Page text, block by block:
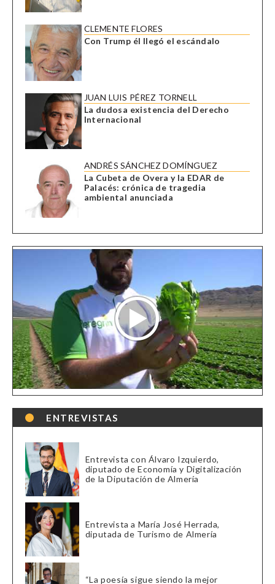
CLEMENTE FLORES
Con Trump él llegó el escándalo
JUAN LUIS PÉREZ TORNELL
La dudosa existencia del Derecho
Internacional
ANDRÉS SÁNCHEZ DOMÍNGUEZ
La Cubeta de Overa y la EDAR de
Palacés: crónica de tragedia
ambiental anunciada
ENTREVISTAS
Entrevista con Álvaro Izquierdo,
diputado de Economía y Digitalización
de la Diputación de Almería
Entrevista a María José Herrada,
diputada de Turismo de Almería
“La poesía sigue siendo la mejor